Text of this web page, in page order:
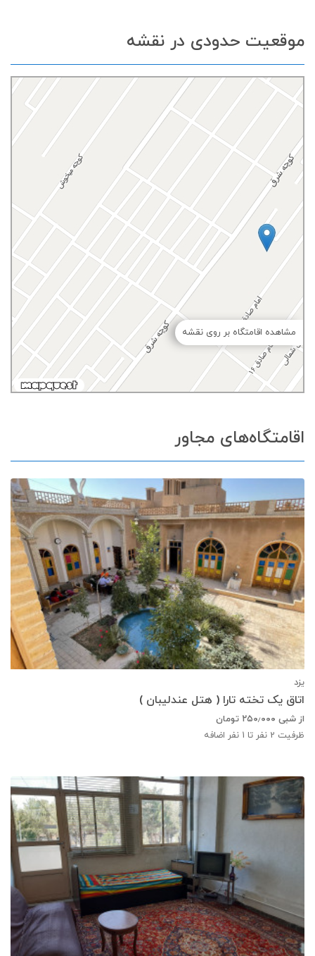
موقعیت حدودی در نقشه
مشاهده اقامتگاه بر روی نقشه
اقامتگاه‌های مجاور
یزد
اتاق یک تخته تارا ( هتل عندلیبان )
از شبی ۲۵۰٫۰۰۰ تومان
ظرفیت 2 نفر تا 1 نفر اضافه